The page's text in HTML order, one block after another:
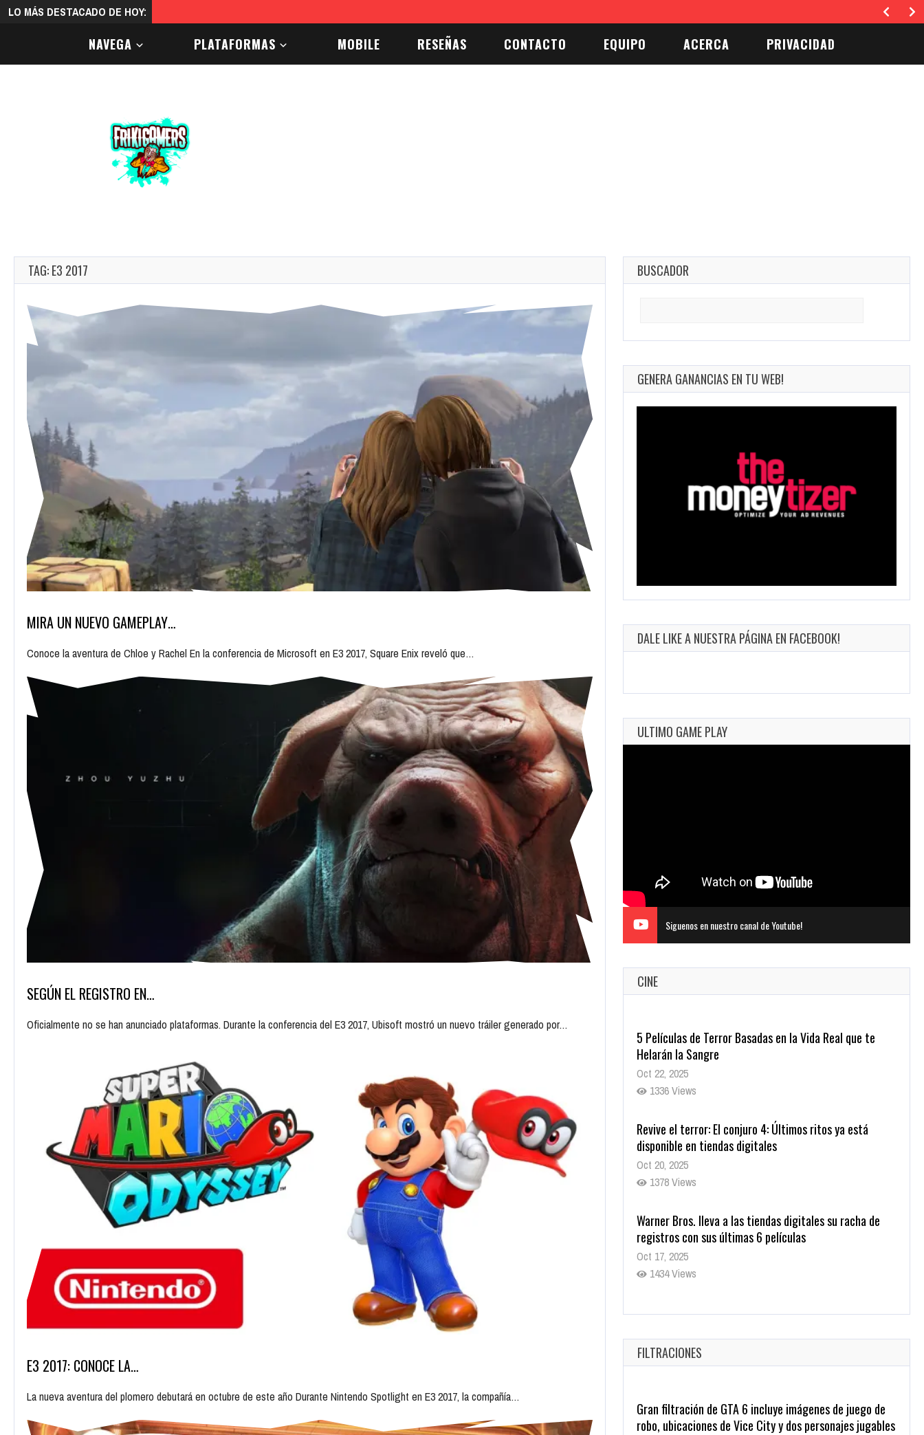
LO MÁS DESTACADO DE HOY:
NAVEGA PLATAFORMAS MOBILE RESEÑAS CONTACTO EQUIPO ACERCA PRIVACIDAD
TAG: E3 2017
MIRA UN NUEVO GAMEPLAY…
Conoce la aventura de Chloe y Rachel En la conferencia de Microsoft en E3 2017, Square Enix reveló que…
SEGÚN EL REGISTRO EN…
Oficialmente no se han anunciado plataformas. Durante la conferencia del E3 2017, Ubisoft mostró un nuevo tráiler generado por…
E3 2017: CONOCE LA…
La nueva aventura del plomero debutará en octubre de este año Durante Nintendo Spotlight en E3 2017, la compañía…
BUSCADOR
GENERA GANANCIAS EN TU WEB!
DALE LIKE A NUESTRA PÁGINA EN FACEBOOK!
ULTIMO GAME PLAY
Siguenos en nuestro canal de Youtube!
CINE
Helarán la Sangre
Oct 22, 2025
1336 Views
Revive el terror: El conjuro 4: Últimos ritos ya está
disponible en tiendas digitales
Oct 20, 2025
1378 Views
registros con sus últimas 6 películas
Oct 17, 2025
1434 Views
DE JUJUTSU KAISEN: EJECUCIÓN
Oct 7, 2025
1756 Views
FILTRACIONES
Gran filtración de GTA 6 incluye imágenes de juego de
robo, ubicaciones de Vice City y dos personajes jugables